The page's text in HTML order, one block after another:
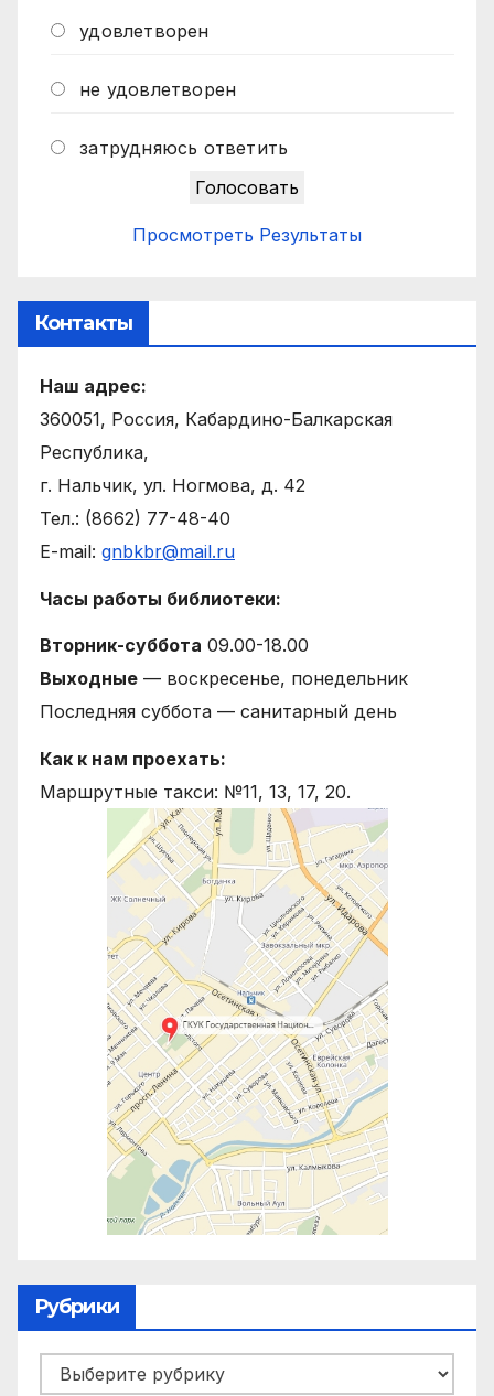
удовлетворен
не удовлетворен
затрудняюсь ответить
Просмотреть Результаты
Контакты
Наш адрес:
360051, Россия, Кабардино-Балкарская
Республика,
г. Нальчик, ул. Ногмова, д. 42
Тел.: (8662) 77-48-40
E-mail: gnbkbr@mail.ru
Часы работы библиотеки:
Вторник-суббота 09.00-18.00
Выходные — воскресенье, понедельник
Последняя суббота — санитарный день
Как к нам проехать:
Маршрутные такси: №11, 13, 17, 20.
Рубрики
Рубрики